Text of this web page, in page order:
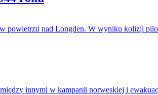
w powietrzu nad Longden. W wyniku kolizji
innymi w kampanii norweskiej i